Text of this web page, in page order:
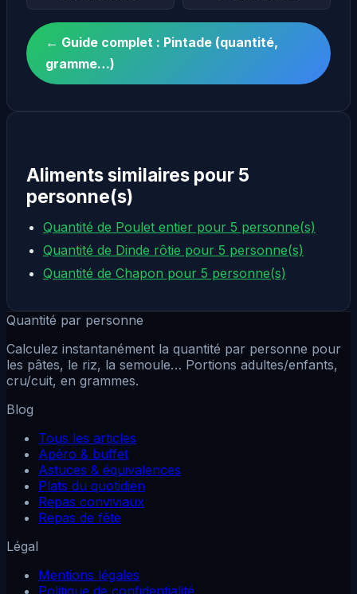
← Guide complet : Pintade (quantité,
gramme…)
Aliments similaires pour 5
personne(s)
Quantité de Poulet entier pour 5 personne(s)
Quantité de Dinde rôtie pour 5 personne(s)
Quantité de Chapon pour 5 personne(s)
Quantité par personne
Calculez instantanément la quantité par personne pour
les pâtes, le riz, la semoule… Portions adultes/enfants,
cru/cuit, en grammes.
Blog
Tous les articles
Apéro & buffet
Astuces & équivalences
Plats du quotidien
Repas conviviaux
Repas de fête
Légal
Mentions légales
Politique de confidentialité